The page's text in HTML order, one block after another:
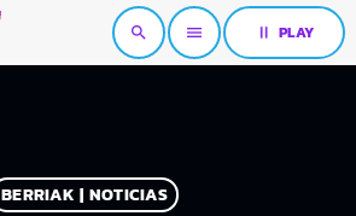
search menu pause PLAY
BERRIAK | NOTICIAS